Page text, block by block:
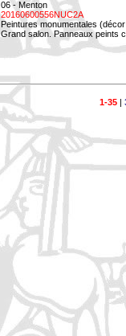
06 - Menton
20160600556NUC2A
Peintures monumentales
Grand salon. Panneaux peints
1-35|